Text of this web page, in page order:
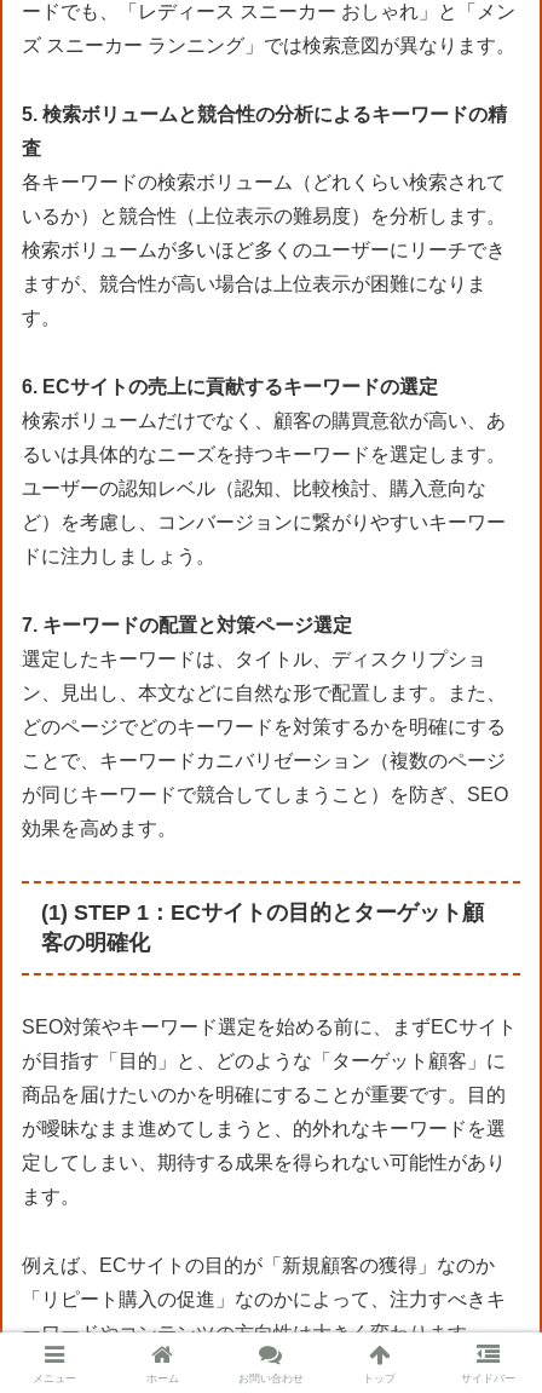
ードでも、「レディース スニーカー おしゃれ」と「メン
ズ スニーカー ランニング」では検索意図が異なります。
5. 検索ボリュームと競合性の分析によるキーワードの精
査
各キーワードの検索ボリューム（どれくらい検索されて
いるか）と競合性（上位表示の難易度）を分析します。
検索ボリュームが多いほど多くのユーザーにリーチでき
ますが、競合性が高い場合は上位表示が困難になりま
す。
6. ECサイトの売上に貢献するキーワードの選定
検索ボリュームだけでなく、顧客の購買意欲が高い、あ
るいは具体的なニーズを持つキーワードを選定します。
ユーザーの認知レベル（認知、比較検討、購入意向な
ど）を考慮し、コンバージョンに繋がりやすいキーワー
ドに注力しましょう。
7. キーワードの配置と対策ページ選定
選定したキーワードは、タイトル、ディスクリプショ
ン、見出し、本文などに自然な形で配置します。また、
どのページでどのキーワードを対策するかを明確にする
ことで、キーワードカニバリゼーション（複数のページ
が同じキーワードで競合してしまうこと）を防ぎ、SEO
効果を高めます。
(1) STEP 1：ECサイトの目的とターゲット顧
客の明確化
SEO対策やキーワード選定を始める前に、まずECサイト
が目指す「目的」と、どのような「ターゲット顧客」に
商品を届けたいのかを明確にすることが重要です。目的
が曖昧なまま進めてしまうと、的外れなキーワードを選
定してしまい、期待する成果を得られない可能性があり
ます。
例えば、ECサイトの目的が「新規顧客の獲得」なのか
「リピート購入の促進」なのかによって、注力すべきキ
ーワードやコンテンツの方向性は大きく変わります。
メニュー ホーム お問い合わせ トップ サイドバー